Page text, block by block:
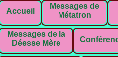
Accueil
Messages de
Métatron
Messages de la
Déesse Mère